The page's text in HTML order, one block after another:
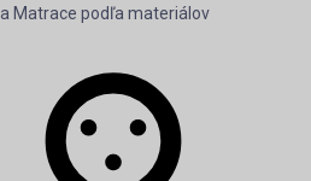
Matrace podľa materiálov